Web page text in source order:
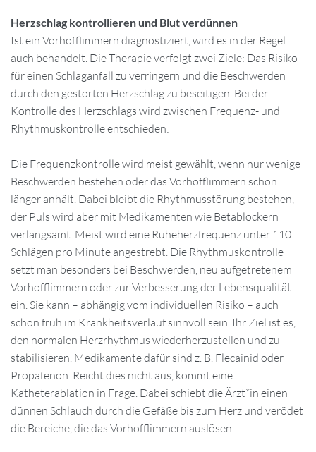
Herzschlag kontrollieren und Blut verdünnen
Ist ein Vorhofflimmern diagnostiziert, wird es in der Regel
auch behandelt. Die Therapie verfolgt zwei Ziele: Das Risiko
für einen Schlaganfall zu verringern und die Beschwerden
durch den gestörten Herzschlag zu beseitigen. Bei der
Kontrolle des Herzschlags wird zwischen Frequenz- und
Rhythmuskontrolle entschieden:
Die Frequenzkontrolle wird meist gewählt, wenn nur wenige
Beschwerden bestehen oder das Vorhofflimmern schon
länger anhält. Dabei bleibt die Rhythmusstörung bestehen,
der Puls wird aber mit Medikamenten wie Betablockern
verlangsamt. Meist wird eine Ruheherzfrequenz unter 110
Schlägen pro Minute angestrebt. Die Rhythmuskontrolle
setzt man besonders bei Beschwerden, neu aufgetretenem
Vorhofflimmern oder zur Verbesserung der Lebensqualität
ein. Sie kann – abhängig vom individuellen Risiko – auch
schon früh im Krankheitsverlauf sinnvoll sein. Ihr Ziel ist es,
den normalen Herzrhythmus wiederherzustellen und zu
stabilisieren. Medikamente dafür sind z. B. Flecainid oder
Propafenon. Reicht dies nicht aus, kommt eine
Katheterablation in Frage. Dabei schiebt die Ärzt*in einen
dünnen Schlauch durch die Gefäße bis zum Herz und verödet
die Bereiche, die das Vorhofflimmern auslösen.